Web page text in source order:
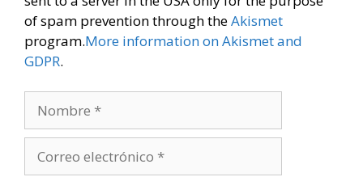
of spam prevention through theAkismet
program.More information on Akismet and
GDPR.
electrónico